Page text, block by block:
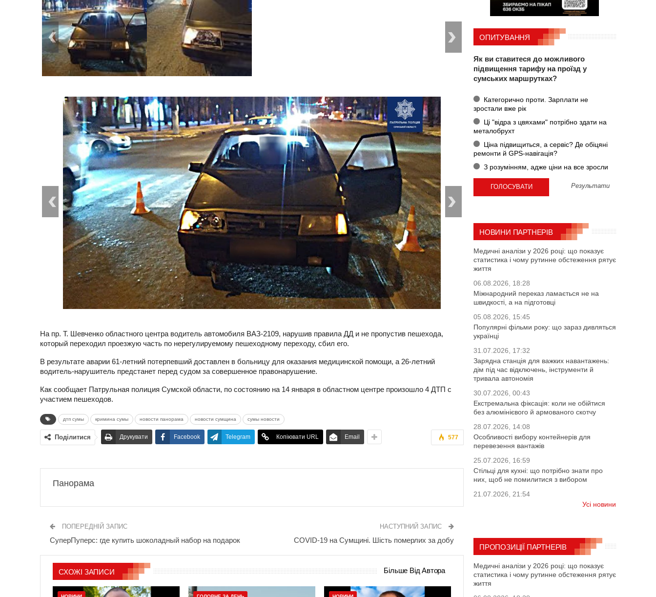
На пр. Т. Шевченко областного центра водитель автомобиля ВАЗ-2109, нарушив правила ДД и не пропустив пешехода,
который переходил проезжую часть по нерегулируемому пешеходному переходу, сбил его.
В результате аварии 61-летний потерпевший доставлен в больницу для оказания медицинской помощи, а 26-летний
водитель-нарушитель предстанет перед судом за совершенное правонарушение.
Как сообщает Патрульная полиция Сумской области, по состоянию на 14 января в областном центре произошло 4 ДТП с
участием пешеходов.
дтп сумы кримина сумы новости панорама новости сумщина сумы новости
577
Поділитися Друкувати Facebook Telegram Копіювати URL Email
Панорама
ПОПЕРЕДНІЙ ЗАПИС
СуперПуперс: где купить шоколадный набор на подарок
НАСТУПНИЙ ЗАПИС
COVID-19 на Сумщині. Шість померлих за добу
СХОЖІ ЗАПИСИ Більше Від Автора
ОПИТУВАННЯ
Як ви ставитеся до можливого
підвищення тарифу на проїзд у
сумських маршрутках?
Категорично проти. Зарплати не
зростали вже рік
Ці "відра з цвяхами" потрібно здати на
металобрухт
Ціна підвищиться, а сервіс? Де обіцяні
ремонти й GPS-навігація?
З розумінням, адже ціни на все зросли
Результати
НОВИНИ ПАРТНЕРІВ
Медичні аналізи у 2026 році: що показує
статистика і чому рутинне обстеження рятує
життя
06.08.2026, 18:28
Міжнародний переказ ламається не на
швидкості, а на підготовці
05.08.2026, 15:45
Популярні фільми року: що зараз дивляться
українці
31.07.2026, 17:32
Зарядна станція для важких навантажень:
дім під час відключень, інструменти й
тривала автономія
30.07.2026, 00:43
Екстремальна фіксація: коли не обійтися
без алюмінієвого й армованого скотчу
28.07.2026, 14:08
Особливості вибору контейнерів для
перевезення вантажів
25.07.2026, 16:59
Стільці для кухні: що потрібно знати про
них, щоб не помилитися з вибором
21.07.2026, 21:54
Усі новини
ПРОПОЗИЦІЇ ПАРТНЕРІВ
Медичні аналізи у 2026 році: що показує
статистика і чому рутинне обстеження рятує
життя